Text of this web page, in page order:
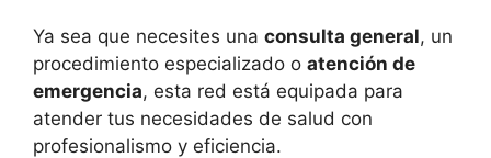
Ya sea que necesites una consulta general, un
procedimiento especializado o atención de
emergencia, esta red está equipada para
atender tus necesidades de salud con
profesionalismo y eficiencia.